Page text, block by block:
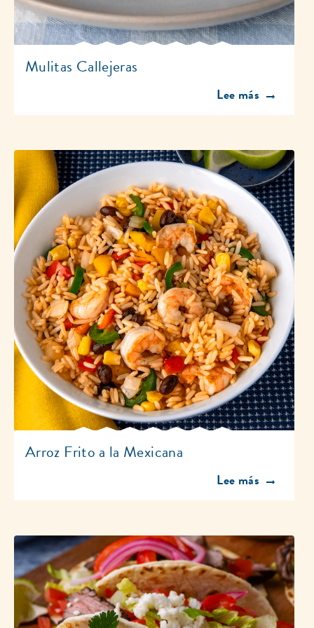
Mulitas Callejeras
Discover more
Lee más
Arroz Frito a la Mexicana
Discover more
Lee más